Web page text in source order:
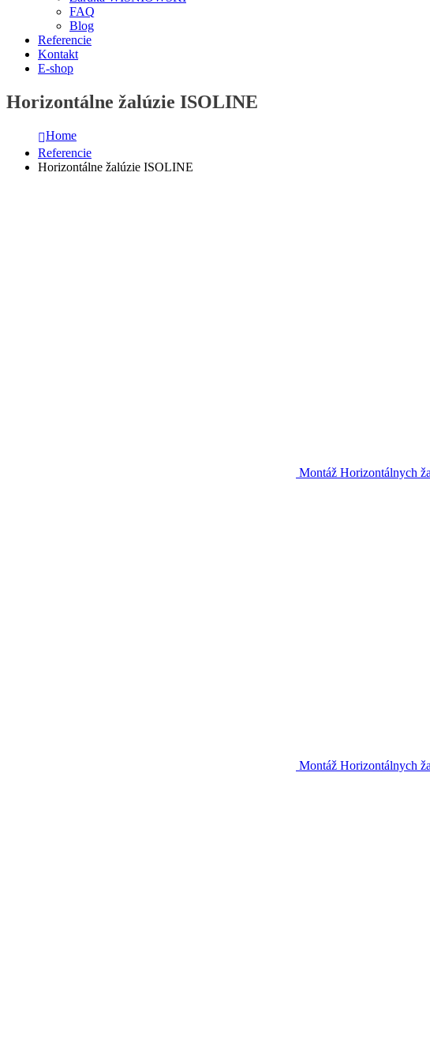
FAQ
Blog
Referencie
Kontakt
E-shop
Horizontálne žalúzie ISOLINE
Home
Referencie
Horizontálne žalúzie ISOLINE
Montáž Horizontálnych
Montáž Horizontálnych